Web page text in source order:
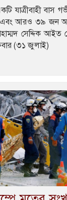
যাত্রীবাহী বাস
আরও ৩৯ জন
মোহাম্মদ সেদ্দিক
(৩১ জুলাই)